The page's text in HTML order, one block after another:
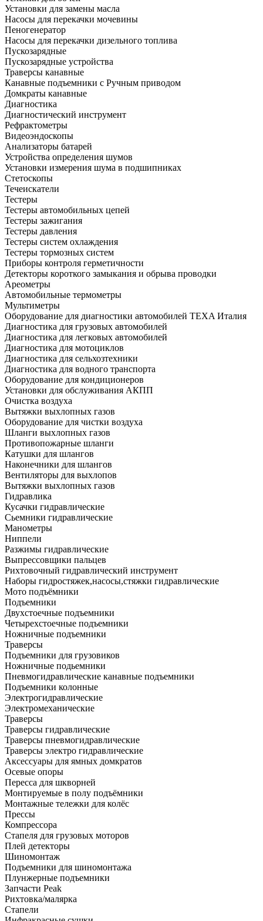
Установки для замены масла
Насосы для перекачки мочевины
Пеногенератор
Насосы для перекачки дизельного топлива
Пускозарядные
Пускозарядные устройства
Траверсы канавные
Канавные подъемники с Ручным приводом
Домкраты канавные
Диагностика
Диагностический инструмент
Рефрактометры
Видеоэндоскопы
Анализаторы батарей
Устройства определения шумов
Установки измерения шума в подшипниках
Стетоскопы
Течеискатели
Тестеры
Тестеры автомобильных цепей
Тестеры зажигания
Тестеры давления
Тестеры систем охлаждения
Тестеры тормозных систем
Приборы контроля герметичности
Детекторы короткого замыкания и обрыва проводки
Ареометры
Автомобильные термометры
Мультиметры
Оборудование для диагностики автомобилей TEXA Италия
Диагностика для грузовых автомобилей
Диагностика для легковых автомобилей
Диагностика для мотоциклов
Диагностика для сельхозтехники
Диагностика для водного транспорта
Оборудование для кондиционеров
Установки для обслуживания АКПП
Очистка воздуха
Вытяжки выхлопных газов
Оборудование для чистки воздуха
Шланги выхлопных газов
Противопожарные шланги
Катушки для шлангов
Наконечники для шлангов
Вентиляторы для выхлопов
Вытяжки выхлопных газов
Гидравлика
Кусачки гидравлические
Сьемники гидравлические
Манометры
Ниппели
Разжимы гидравлические
Выпрессовщики пальцев
Рихтовочный гидравлический инструмент
Наборы гидростяжек,насосы,стяжки гидравлические
Мото подъёмники
Подъемники
Двухстоечные подъемники
Четырехстоечные подъемники
Ножничные подъемники
Траверсы
Подъемники для грузовиков
Ножничные подьемники
Пневмогидравлические канавные подъемники
Подъемники колонные
Электрогидравлические
Электромеханические
Траверсы
Траверсы гидравлические
Траверсы пневмогидравлические
Траверсы электро гидравлические
Аксессуары для ямных домкратов
Осевые опоры
Пересса для шкворней
Монтируемые в полу подъёмники
Монтажные тележки для колёс
Прессы
Компрессора
Стапеля для грузовых моторов
Плей детекторы
Шиномонтаж
Подъемники для шиномонтажа
Плунжерные подъемники
Запчасти Peak
Рихтовка/малярка
Стапели